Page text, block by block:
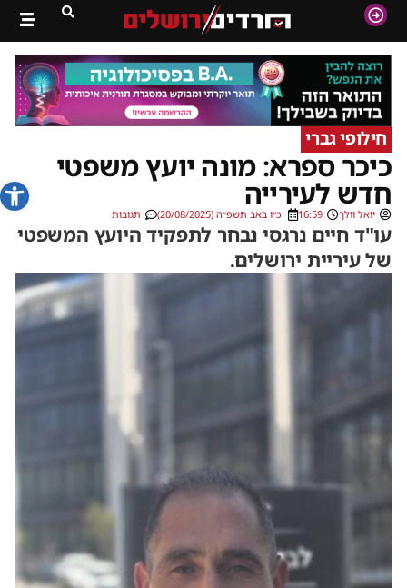
פתח
חילופי גברי
כיכר ספרא: מונה יועץ משפטי
חדש לעירייה
יואל וולך 16:59 כ״ו באב תשפ״ה (20/08/2025) תגובות
עו"ד חיים נרגסי נבחר לתפקיד היועץ המשפטי
של עיריית ירושלים.